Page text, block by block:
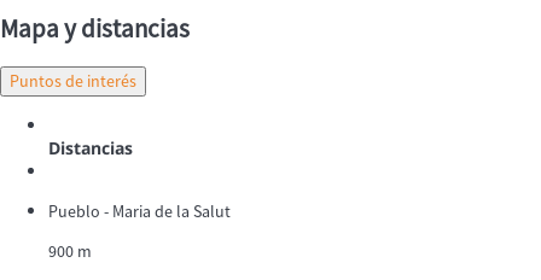
Mapa y distancias
Puntos de interés
Distancias
Pueblo - Maria de la Salut
900 m